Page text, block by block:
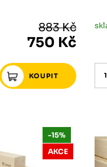
883 Kč
750 Kč
-15%
AKCE